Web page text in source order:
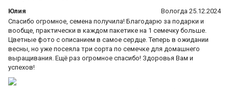
Юлия
Вологда 25.12.2024
Спасибо огромное, семена получила! Благодарю за подарки и
вообще, практически в каждом пакетике на 1 семечку больше.
Цветные фото с описанием в самое сердце. Теперь в ожидании
весны, но уже посеяла три сорта по семечке для домашнего
выращивания. Ещё раз огромное спасибо! Здоровья Вам и
успехов!